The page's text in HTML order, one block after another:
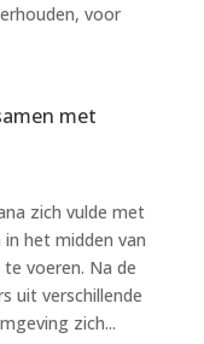
voor
met
zich vulde met
het midden van
voeren. Na de
uit verschillende
zich...